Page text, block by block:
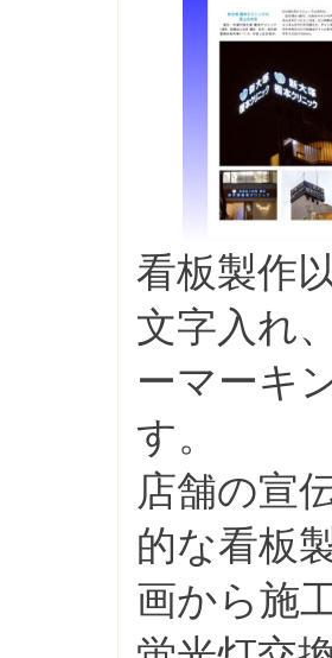
看板製作
文字入れ
ーマーキ
す。
店舗の宣
的な看板
画から施